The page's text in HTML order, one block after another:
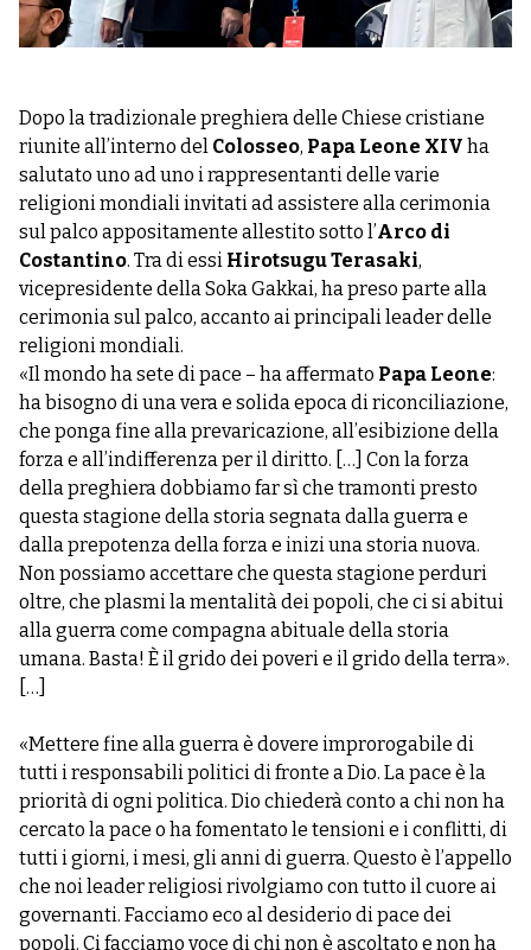
Dopo la tradizionale preghiera delle Chiese cristiane
riunite all’interno del Colosseo, Papa Leone XIV ha
salutato uno ad uno i rappresentanti delle varie
religioni mondiali invitati ad assistere alla cerimonia
sul palco appositamente allestito sotto l’Arco di
Costantino. Tra di essi Hirotsugu Terasaki,
vicepresidente della Soka Gakkai, ha preso parte alla
cerimonia sul palco, accanto ai principali leader delle
religioni mondiali.
«Il mondo ha sete di pace – ha affermato Papa Leone:
ha bisogno di una vera e solida epoca di riconciliazione,
che ponga fine alla prevaricazione, all’esibizione della
forza e all’indifferenza per il diritto. […] Con la forza
della preghiera dobbiamo far sì che tramonti presto
questa stagione della storia segnata dalla guerra e
dalla prepotenza della forza e inizi una storia nuova.
Non possiamo accettare che questa stagione perduri
oltre, che plasmi la mentalità dei popoli, che ci si abitui
alla guerra come compagna abituale della storia
umana. Basta! È il grido dei poveri e il grido della terra».
[…]
«Mettere fine alla guerra è dovere improrogabile di
tutti i responsabili politici di fronte a Dio. La pace è la
priorità di ogni politica. Dio chiederà conto a chi non ha
cercato la pace o ha fomentato le tensioni e i conflitti, di
tutti i giorni, i mesi, gli anni di guerra. Questo è l’appello
che noi leader religiosi rivolgiamo con tutto il cuore ai
governanti. Facciamo eco al desiderio di pace dei
popoli. Ci facciamo voce di chi non è ascoltato e non ha